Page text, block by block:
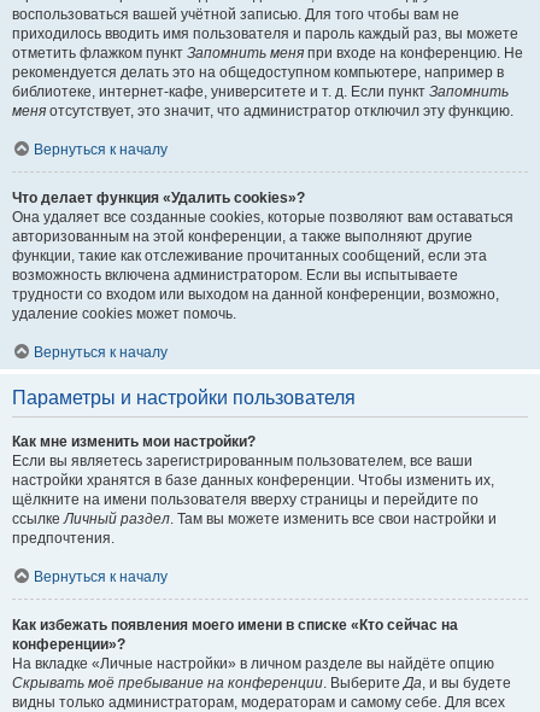
воспользоваться вашей учётной записью. Для того чтобы вам не
приходилось вводить имя пользователя и пароль каждый раз, вы можете
отметить флажком пункт Запомнить меня при входе на конференцию. Не
рекомендуется делать это на общедоступном компьютере, например в
библиотеке, интернет-кафе, университете и т. д. Если пункт Запомнить
меня отсутствует, это значит, что администратор отключил эту функцию.
Вернуться к началу
Что делает функция «Удалить cookies»?
Она удаляет все созданные cookies, которые позволяют вам оставаться
авторизованным на этой конференции, а также выполняют другие
функции, такие как отслеживание прочитанных сообщений, если эта
возможность включена администратором. Если вы испытываете
трудности со входом или выходом на данной конференции, возможно,
удаление cookies может помочь.
Вернуться к началу
Параметры и настройки пользователя
Как мне изменить мои настройки?
Если вы являетесь зарегистрированным пользователем, все ваши
настройки хранятся в базе данных конференции. Чтобы изменить их,
щёлкните на имени пользователя вверху страницы и перейдите по
ссылкеЛичный раздел. Там вы можете изменить все свои настройки и
предпочтения.
Вернуться к началу
Как избежать появления моего имени в списке «Кто сейчас на
конференции»?
На вкладке «Личные настройки» в личном разделе вы найдёте опцию
Скрывать моё пребывание на конференции. ВыберитеДа, и вы будете
видны только администраторам, модераторам и самому себе. Для всех